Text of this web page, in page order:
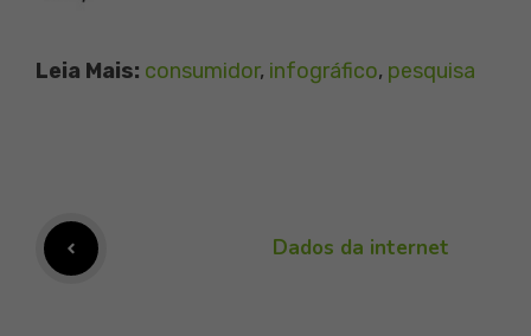
Leia Mais: consumidor, infográfico, pesquisa
Dados da internet